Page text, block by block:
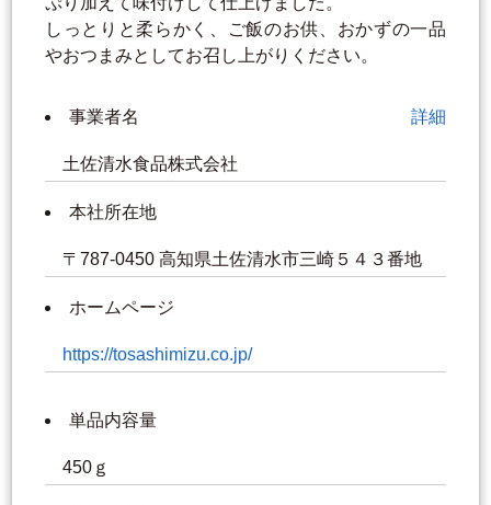
しっとりと柔らかく、ご飯のお供、おかずの一品
やおつまみとしてお召し上がりください。
事業者名 詳細
土佐清水食品株式会社
本社所在地
〒787-0450 高知県土佐清水市三崎５４３番地
ホームページ
https://tosashimizu.co.jp/
単品内容量
450ｇ